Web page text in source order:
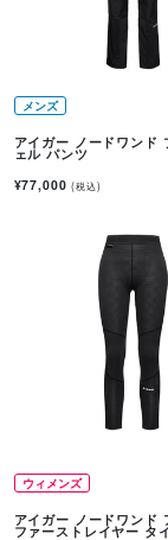
メンズ
アイガー ノードワンド
ェル パンツ
¥77,000(税込)
ウィメンズ
アイガー ノードワンド
ファーストレイヤー タ